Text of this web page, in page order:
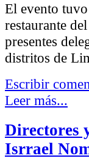
El evento
restaurante
presentes
distritos de
Escribir
Leer más...
Directores
Isrrael